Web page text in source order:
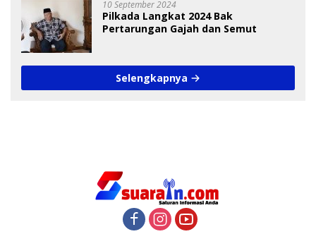
10 September 2024
Pilkada Langkat 2024 Bak
Pertarungan Gajah dan Semut
Selengkapnya